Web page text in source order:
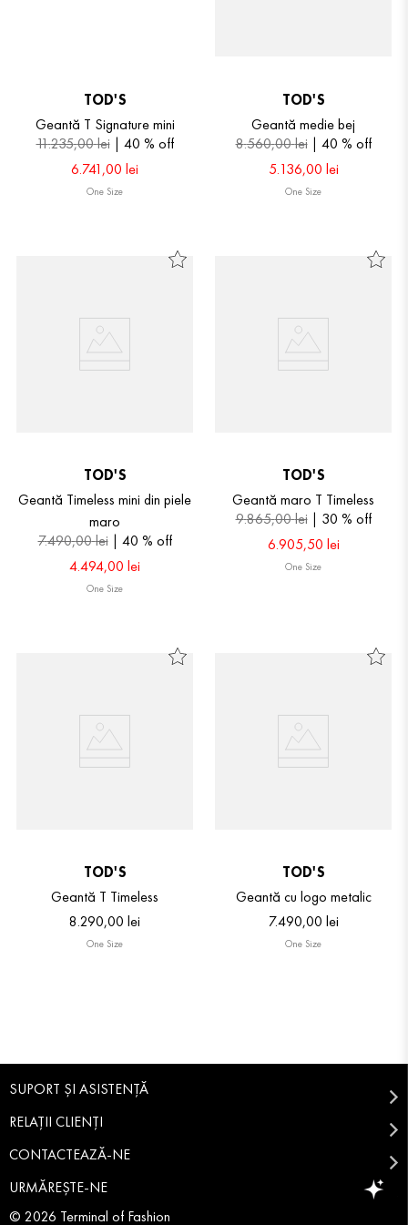
TOD'S
Geantă T Signature mini
11.235,00lei 40 % off
6.741,00 lei
One Size
TOD'S
Geantă medie bej
8.560,00lei 40 % off
5.136,00 lei
One Size
TOD'S
Geantă Timeless mini din piele
maro
7.490,00lei 40 % off
4.494,00 lei
One Size
TOD'S
Geantă maro T Timeless
9.865,00lei 30 % off
6.905,50 lei
One Size
TOD'S
Geantă T Timeless
8.290,00 lei
One Size
TOD'S
Geantă cu logo metalic
7.490,00 lei
One Size
SUPORT ȘI ASISTENȚĂ
RELAȚII CLIENȚI
CONTACTEAZĂ-NE
URMĂREȘTE-NE
© 2026 Terminal of Fashion